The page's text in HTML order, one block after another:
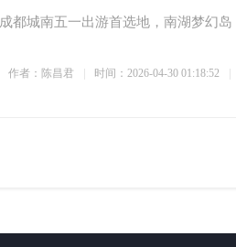
成都城南五一出游首选地，南湖梦幻
作者：陈昌君 时间：2026-04-30 01:18:52